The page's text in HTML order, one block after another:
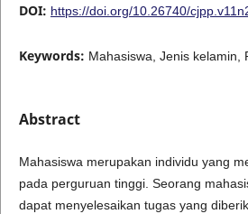
DOI: https://doi.org/10.26740/
Keywords: Mahasiswa, Jenis kelamin,
Abstract
Mahasiswa merupakan individu yang
pada perguruan tinggi. Seorang
dapat menyelesaikan tugas yang